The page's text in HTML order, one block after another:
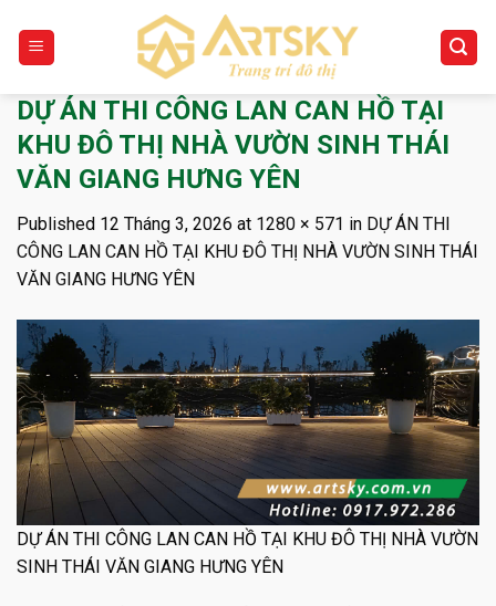
content
DỰ ÁN THI CÔNG LAN CAN HỒ TẠI
KHU ĐÔ THỊ NHÀ VƯỜN SINH THÁI
VĂN GIANG HƯNG YÊN
Published 12 Tháng 3, 2026 at 1280 × 571 in DỰ ÁN THI
CÔNG LAN CAN HỒ TẠI KHU ĐÔ THỊ NHÀ VƯỜN SINH THÁI
VĂN GIANG HƯNG YÊN
DỰ ÁN THI CÔNG LAN CAN HỒ TẠI KHU ĐÔ THỊ NHÀ VƯỜN
SINH THÁI VĂN GIANG HƯNG YÊN